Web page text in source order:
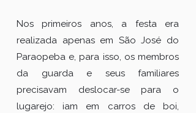
Nos primeiros anos, a festa era
realizada apenas em São José do
Paraopeba e, para isso, os membros
da guarda e seus familiares
precisavam deslocar-se para o
lugarejo: iam em carros de boi,